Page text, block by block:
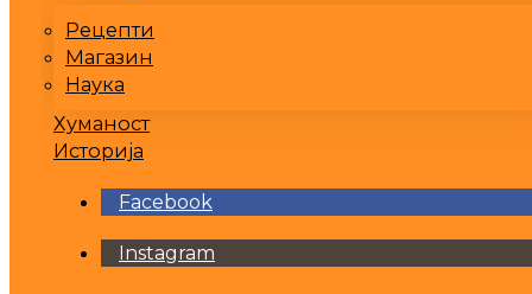
Рецепти
Магазин
Наука
Хуманост
Историја
Facebook
Instagram